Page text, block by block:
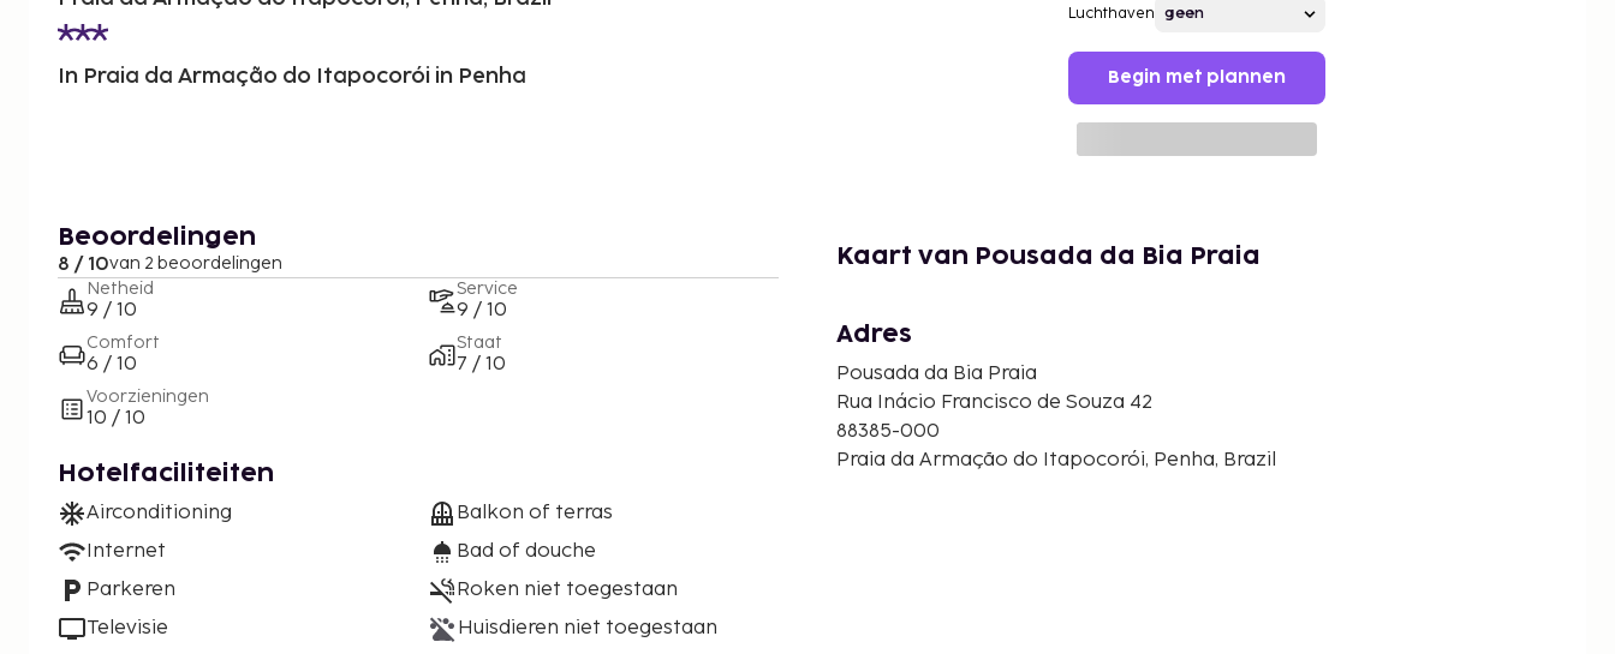
In Praia da Armação do Itapocorói in Penha
Luchthaven
Begin met plannen
Beoordelingen
8 / 10van 2 beoordelingen
Netheid
9 / 10
Comfort
6 / 10
Voorzieningen
10 / 10
Service
9 / 10
Staat
7 / 10
Hotelfaciliteiten
Airconditioning
Internet
Parkeren
Televisie
Balkon of terras
Bad of douche
Roken niet toegestaan
Huisdieren niet toegestaan
Kaart van Pousada da Bia Praia
Adres
Pousada da Bia Praia
Rua Inácio Francisco de Souza 42
88385-000
Praia da Armação do Itapocorói, Penha, Brazil